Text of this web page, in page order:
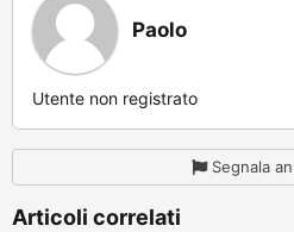
Paolo
Utente non registrato
Segnala
Articoli correlati